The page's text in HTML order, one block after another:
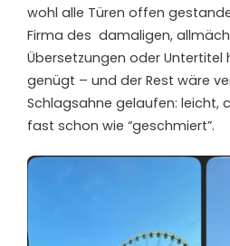
wohl alle Türen offen
Firma des damaligen,
Übersetzungen oder
genügt – und der Rest wäre
Schlagsahne gelaufen: leicht,
fast schon wie “geschmiert”.